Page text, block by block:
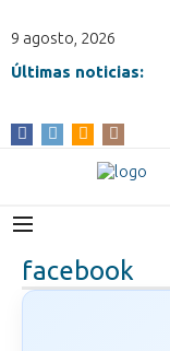
9 agosto, 2026
Últimas noticias:
facebook